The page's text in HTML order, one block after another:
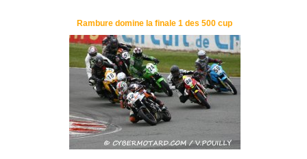
Rambure domine la finale 1 des 500 cup